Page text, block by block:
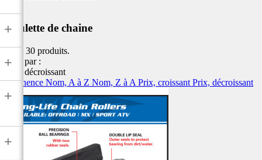
+
+
+
+
Roulette de chaine
Il y a 30 produits.
Trier par :
Prix, décroissant
Pertinence Nom, A à Z Nom, Z à A Prix, croissant Prix, décroissant